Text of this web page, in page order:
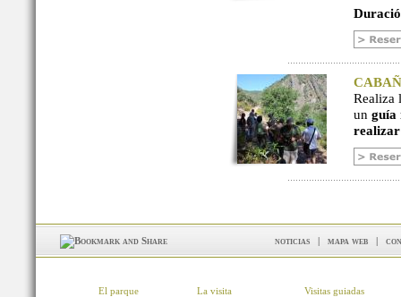
Realiza
un guía
noticias | mapa web |
El parque La visita Visitas guiadas